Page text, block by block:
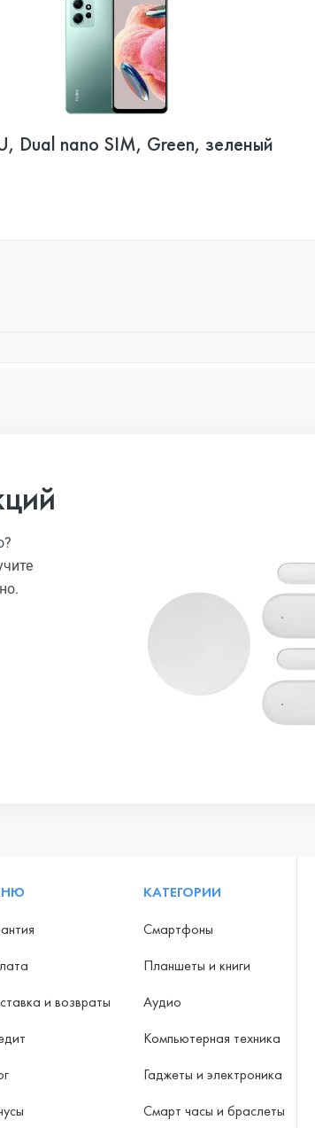
Dual nano SIM, Green, зеленый
и возвраты
КАТЕГОРИИ
Смартфоны
Планшеты и книги
Аудио
Компьютерная техника
Гаджеты и электроника
Смарт часы и браслеты